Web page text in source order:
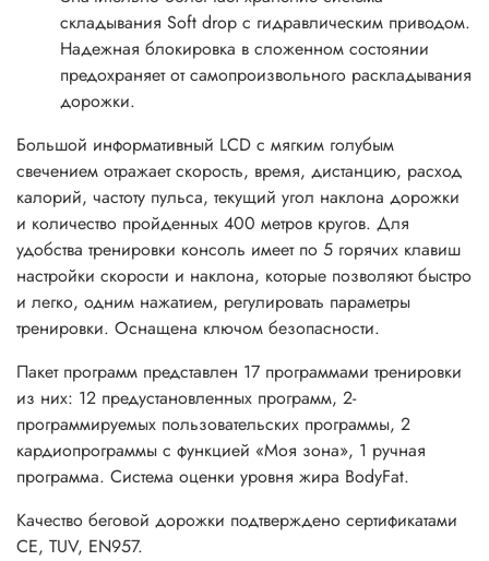
складывания Soft drop с гидравлическим приводом.
Надежная блокировка в сложенном состоянии
предохраняет от самопроизвольного раскладывания
дорожки.
Большой информативный LCD с мягким голубым
свечением отражает скорость, время, дистанцию, расход
калорий, частоту пульса, текущий угол наклона дорожки
и количество пройденных 400 метров кругов. Для
удобства тренировки консоль имеет по 5 горячих клавиш
настройки скорости и наклона, которые позволяют быстро
и легко, одним нажатием, регулировать параметры
тренировки. Оснащена ключом безопасности.
Пакет программ представлен 17 программами тренировки
из них: 12 предустановленных программ, 2-
программируемых пользовательских программы, 2
кардиопрограммы с функцией «Моя зона», 1 ручная
программа. Система оценки уровня жира BodyFat.
Качество беговой дорожки подтверждено сертификатами
CE, TUV, EN957.